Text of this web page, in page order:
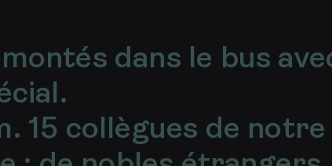
dans le bus
15 collègues de notre